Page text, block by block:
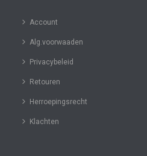
Account
Alg.voorwaaden
Privacybeleid
Retouren
Herroepingsrecht
Klachten